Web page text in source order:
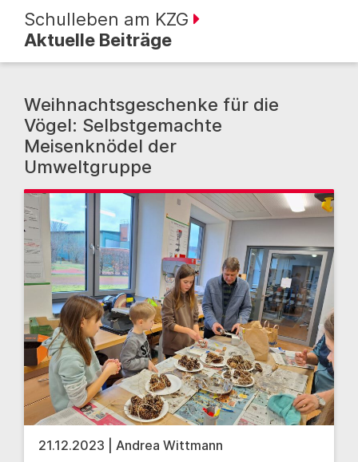
Schulleben am KZG
Aktuelle Beiträge
Weihnachtsgeschenke für die
Vögel: Selbstgemachte
Meisenknödel der
Umweltgruppe
21.12.2023 | Andrea Wittmann